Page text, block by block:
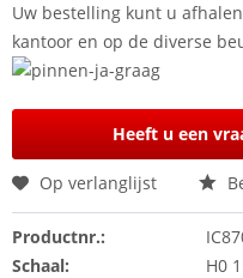
Uw bestelling kunt u
kantoor en op de diverse
Heeft u een
Op verlanglijst
Productnr.:
Schaal:
H0